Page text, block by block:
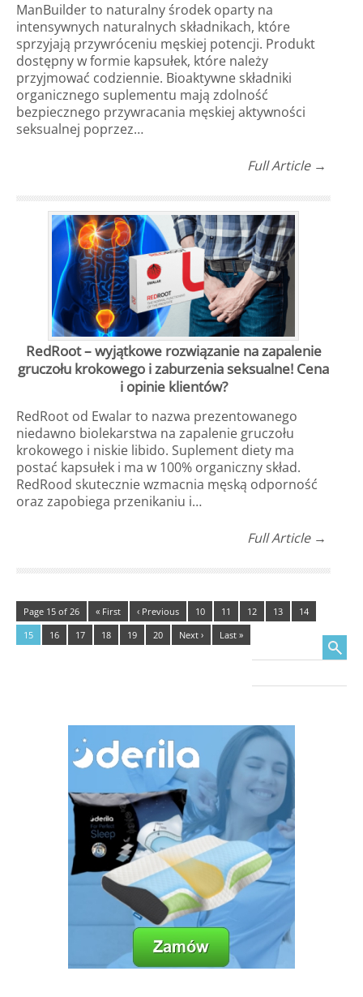
ManBuilder to naturalny środek oparty na
intensywnych naturalnych składnikach, które
sprzyjają przywróceniu męskiej potencji. Produkt
dostępny w formie kapsułek, które należy
przyjmować codziennie. Bioaktywne składniki
organicznego suplementu mają zdolność
bezpiecznego przywracania męskiej aktywności
seksualnej poprzez…
Full Article →
RedRoot – wyjątkowe rozwiązanie na zapalenie
gruczołu krokowego i zaburzenia seksualne! Cena
i opinie klientów?
RedRoot od Ewalar to nazwa prezentowanego
niedawno biolekarstwa na zapalenie gruczołu
krokowego i niskie libido. Suplement diety ma
postać kapsułek i ma w 100% organiczny skład.
RedRood skutecznie wzmacnia męską odporność
oraz zapobiega przenikaniu i…
Full Article →
Page 15 of 26 « First ‹ Previous 10 11 12 13
14
15
16 17 18 19 20 Next › Last » Search